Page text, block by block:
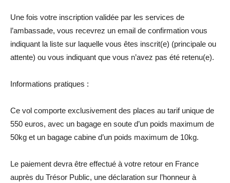
Une fois votre inscription validée par les services de
l’ambassade, vous recevrez un email de confirmation vous
indiquant la liste sur laquelle vous êtes inscrit(e) (principale ou
attente) ou vous indiquant que vous n’avez pas été retenu(e).
Informations pratiques :
Ce vol comporte exclusivement des places au tarif unique de
550 euros, avec un bagage en soute d’un poids maximum de
50kg et un bagage cabine d’un poids maximum de 10kg.
Le paiement devra être effectué à votre retour en France
auprès du Trésor Public, une déclaration sur l’honneur à